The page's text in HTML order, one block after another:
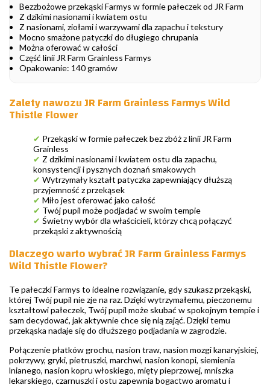
Bezzbożowe przekąski Farmys w formie pałeczek od JR Farm
Z dzikimi nasionami i kwiatem ostu
Z nasionami, ziołami i warzywami dla zapachu i tekstury
Mocno smażone patyczki do długiego chrupania
Można oferować w całości
Część linii JR Farm Grainless Farmys
Opakowanie: 140 gramów
Zalety nawozu JR Farm Grainless Farmys Wild
Thistle Flower
✔ Przekąski w formie pałeczek bez zbóż z linii JR Farm
Grainless
✔ Z dzikimi nasionami i kwiatem ostu dla zapachu,
konsystencji i pysznych doznań smakowych
✔ Wytrzymały kształt patyczka zapewniający dłuższą
przyjemność z przekąsek
✔ Miło jest oferować jako całość
✔ Twój pupil może podjadać w swoim tempie
✔ Świetny wybór dla właścicieli, którzy chcą połączyć
przekąski z aktywnością
Dlaczego warto wybrać JR Farm Grainless Farmys
Wild Thistle Flower?
Te pałeczki Farmys to idealne rozwiązanie, gdy szukasz przekąski,
której Twój pupil nie zje na raz. Dzięki wytrzymałemu, pieczonemu
kształtowi pałeczek, Twój pupil może skubać w spokojnym tempie i
sam decydować, jak aktywnie chce się nią zająć. Dzięki temu
przekąska nadaje się do dłuższego podjadania w zagrodzie.
Połączenie płatków grochu, nasion traw, nasion mozgi kanaryjskiej,
pokrzywy, gryki, pietruszki, marchwi, nasion konopi, siemienia
lnianego, nasion kopru włoskiego, mięty pieprzowej, mniszka
lekarskiego, czarnuszki i ostu zapewnia bogactwo aromatu i